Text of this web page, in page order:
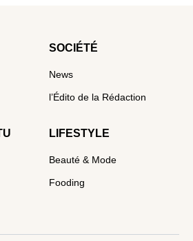
SOCIÉTÉ
News
l’Édito de la Rédaction
LIFESTYLE
Beauté & Mode
Fooding